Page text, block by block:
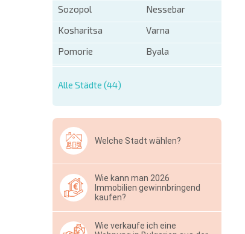
Sozopol
Nessebar
Kosharitsa
Varna
Pomorie
Byala
Alle Städte (44)
Welche Stadt wählen?
Wie kann man 2026
Immobilien gewinnbringend
kaufen?
Wie verkaufe ich eine